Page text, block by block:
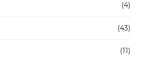
(4)
(43)
(11)